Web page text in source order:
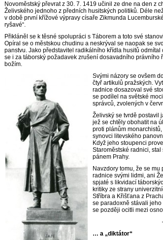
Novoměstský převrat z 30. 7. 1419 učinil ze dne na den z
Želivského jednoho z předních husitských politiků. Déle
v době první křížové výpravy císaře Zikmunda
ryšavé“.
Přikláněl se k těsné spolupráci s Táborem a toto své
Opíral se o městskou chudinu a neskrýval se naopak se
panstvu. Jako představitel radikálního křídla husitů odmítal
se i za táborský požadavek zrušení dosavadního právního
božím.
Svými názory se ovšem
čtyř artikulů pražských.
radnice dosazoval své
se podílel na světské
správců, zvolených v
Želivský se tvrdě postavil
jež se chtěly obohatit na
proti plánům
synovci litevského
Když jeho stoupenci
Staroměstské radnici,
pánem Prahy.
Navzdory tomu, že se
radnice svými lidmi, ani
spjaté s likvidací
kritiky ze strany
Stříbra a Křišťana z
se paradoxně stávali
se později ocitli mezi
… a „diktátor“